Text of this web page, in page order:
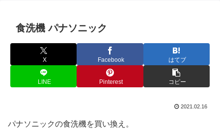
食洗機 パナソニック
X Facebook はてブ
LINE Pinterest コピー
2021.02.16
パナソニックの食洗機を買い換え。